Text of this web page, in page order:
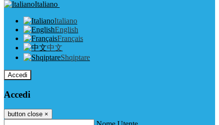
Italiano
Italiano
English
Français
中文
Shqiptare
Accedi
Accedi
button close ×